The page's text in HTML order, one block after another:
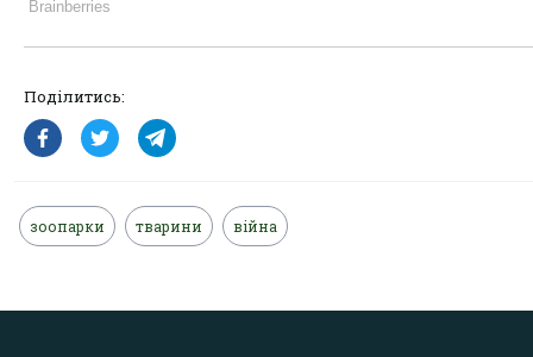
Поділитись:
зоопарки тварини війна